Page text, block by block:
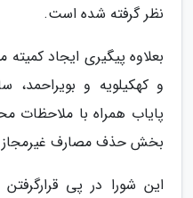
نظر گرفته شده است.
بعلاوه پیگیری ایجاد
و کهکیلویه و بویراحمد،
پایاب همراه با ملاحظات
بخش حذف مصارف غیرمجاز
این شورا در پی